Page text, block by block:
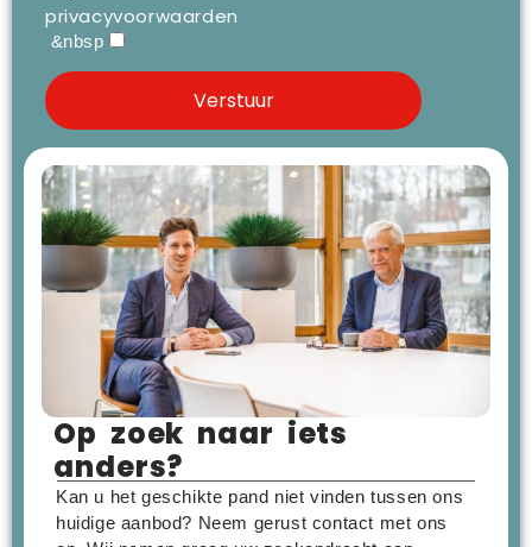
privacyvoorwaarden
&nbsp
Op zoek naar iets
anders?
Kan u het geschikte pand niet vinden tussen ons
huidige aanbod? Neem gerust contact met ons